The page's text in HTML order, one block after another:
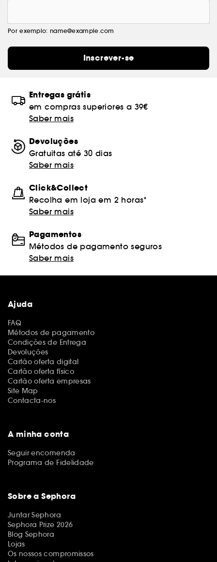
Por exemplo: name@example.com
Inscrever-se
Entregas grátis
em compras superiores a 39€
Saber mais
Devoluções
Gratuitas até 30 dias
Saber mais
Click&Collect
Recolha em loja em 2 horas*
Saber mais
Pagamentos
Métodos de pagamento seguros
Saber mais
Ajuda
FAQ
Métodos de pagamento
Condições de Entrega
Devoluções
Cartão oferta digital
Cartão oferta físico
Cartão oferta empresas
Site Map
Contacta-nos
A minha conta
Seguir encomenda
Programa de Fidelidade
Sobre a Sephora
Juntar Sephora
Sephora Prize 2026
Blog Sephora
Lojas
Os nossos compromissos